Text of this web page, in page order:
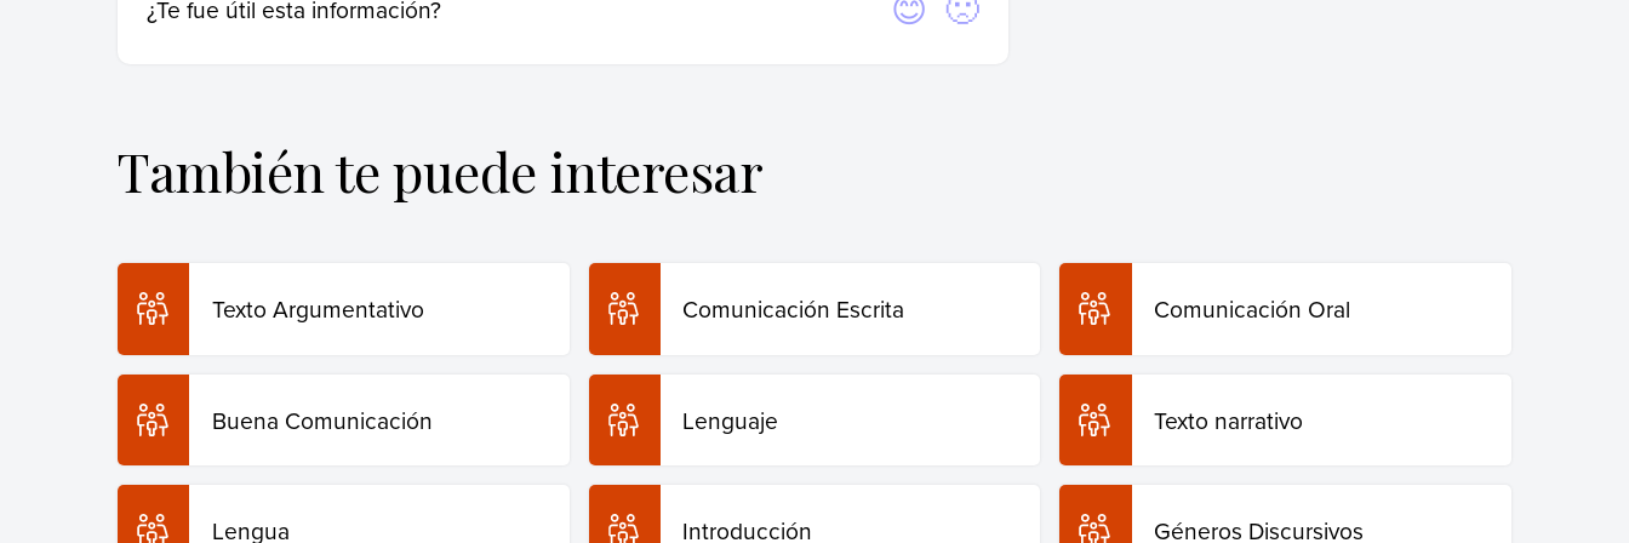
¿Te fue útil esta información?
También te puede interesar
Texto Argumentativo Comunicación Escrita Comunicación Oral
Buena Comunicación Lenguaje Texto narrativo
Lengua Introducción Géneros Discursivos